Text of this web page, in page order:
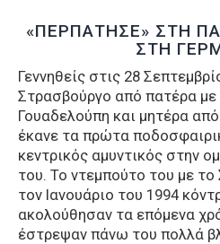
«ΠΕΡΠΑΤΗΣΕ» ΣΤΗ
ΣΤΗ
Γεννηθείς στις 28
Στρασβούργο από πατέρα
Γουαδελούπη και μητέρα
έκανε τα πρώτα
κεντρικός αμυντικός στην
του. Το ντεμπούτο του με
τον Ιανουάριο του 1994
ακολούθησαν τα επόμενα
έστρεψαν πάνω του πολλά